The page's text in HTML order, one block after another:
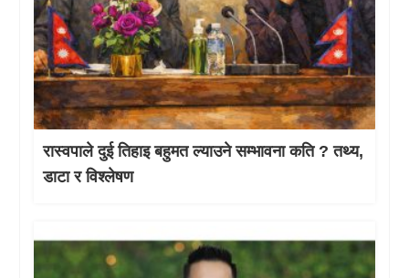
रास्वपाले दुई तिहाइ बहुमत ल्याउने सम्भावना कति ? तथ्य,
डाटा र विश्लेषण